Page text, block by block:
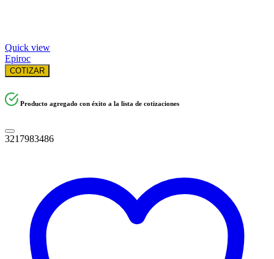
Quick view
Epiroc
COTIZAR
Producto agregado con éxito a la lista de cotizaciones
3217983486